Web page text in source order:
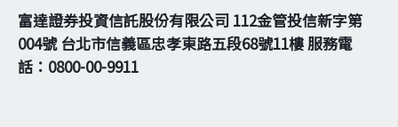
富達證券投資信託股份有限公司 112金管投信新字第
004號 台北市信義區忠孝東路五段68號11樓 服務電
話：0800-00-9911